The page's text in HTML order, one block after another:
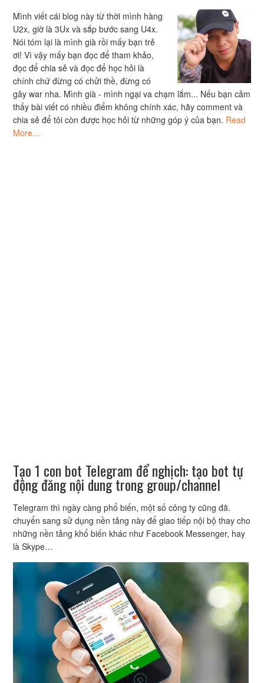
Mình viết cái blog này từ thời mình hàng
U2x, giờ là 3Ux và sắp bước sang U4x.
Nói tóm lại là mình già rồi mấy bạn trẻ
ơi! Vì vậy mấy bạn đọc để tham khảo,
đọc để chia sẻ và đọc để học hỏi là
chính chứ đừng có chửi thề, đừng có
gây war nha. Mình già - mình ngại va chạm lắm... Nếu bạn cảm
thấy bài viết có nhiều điểm không chính xác, hãy comment và
chia sẻ để tôi còn được học hỏi từ những góp ý của bạn. Read
More…
Tạo 1 con bot Telegram để nghịch: tạo bot tự
động đăng nội dung trong group/channel
Telegram thì ngày càng phổ biến, một số công ty cũng đã.
chuyển sang sử dụng nền tảng này để giao tiếp nội bộ thay cho
những nền tảng khổ biến khác như Facebook Messenger, hay
là Skype…